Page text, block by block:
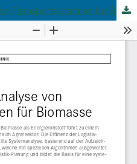
Algorithmische Analyse von Transportsystemen für Biomasse